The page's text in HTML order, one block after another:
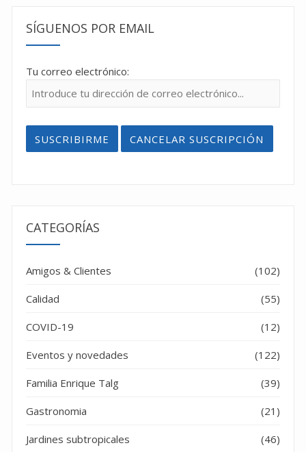
SÍGUENOS POR EMAIL
Tu correo electrónico:
CATEGORÍAS
Amigos & Clientes (102)
Calidad (55)
COVID-19 (12)
Eventos y novedades (122)
Familia Enrique Talg (39)
Gastronomia (21)
Jardines subtropicales (46)